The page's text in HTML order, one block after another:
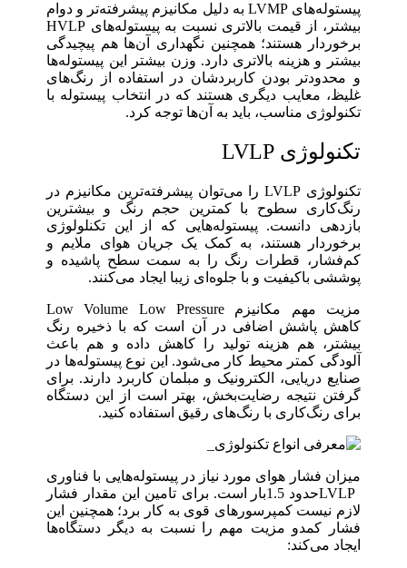
پیستوله‌های LVMP به‌ دلیل مکانیزم پیشرفته‌تر و دوام
بیشتر، از قیمت بالاتری نسبت ‌به پیستوله‌های HVLP
برخوردار هستند؛ همچنین نگهداری آن‌ها هم پیچیدگی
بیشتر و هزینه بالاتری دارد. وزن بیشتر این پیستوله‌ها
و محدودتر بودن کاربردشان در استفاده از رنگ‌های
غلیظ، معایب دیگری هستند که در انتخاب پیستوله با
تکنولوژی مناسب، باید به آن‌ها توجه کرد.
تکنولوژی LVLP
تکنولوژی LVLP را می‌توان پیشرفته‌ترین مکانیزم در
رنگ‌کاری سطوح با کمترین حجم رنگ و بیشترین
بازدهی دانست. پیستوله‌هایی که از این تکنلولوژی
برخوردار هستند، به ‌کمک یک جریان هوای ملایم و
کم‌فشار، قطرات رنگ را به‌ سمت سطح پاشیده و
پوششی باکیفیت و با جلوه‌ای زیبا ایجاد می‌کنند.
مزیت مهم مکانیزم Low Volume Low Pressure
کاهش پاشش اضافی در آن است که با ذخیره رنگ
بیشتر، هم هزینه تولید را کاهش داده و هم باعث
آلودگی کمتر محیط کار می‌شود. این نوع پیستوله‌ها در
صنایع دریایی، الکترونیک و مبلمان کاربرد دارند. برای
گرفتن نتیجه‌ رضایت‌بخش، بهتر است از این دستگاه
برای رنگ‌کاری با رنگ‌های رقیق استفاده کنید.
میزان فشار هوای مورد نیاز در پیستوله‌هایی با فناوری
LVLPحدود 1.5بار است. برای تامین این مقدار فشار
لازم نیست کمپرسورهای قوی به‌ کار برد؛ همچنین این
فشار کمدو مزیت مهم را نسبت ‌به دیگر دستگاه‌ها
ایجاد می‌کند: